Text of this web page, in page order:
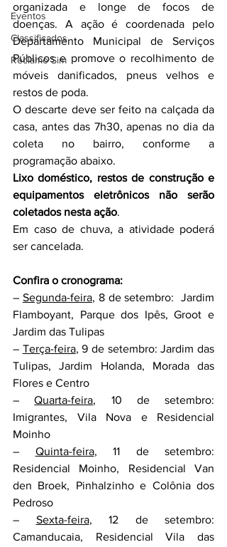
Eventos
Classificados
Reclamo Sim
organizada e longe de focos de
doenças. A ação é coordenada pelo
Departamento Municipal de Serviços
Públicos e promove o recolhimento de
móveis danificados, pneus velhos e
restos de poda.
O descarte deve ser feito na calçada da
casa, antes das 7h30, apenas no dia da
coleta no bairro, conforme a
programação abaixo.
Lixo doméstico, restos de construção e
equipamentos eletrônicos não serão
coletados nesta ação.
Em caso de chuva, a atividade poderá
ser cancelada.
Confira o cronograma:
– Segunda-feira, 8 de setembro:  Jardim
Flamboyant, Parque dos Ipês, Groot e
Jardim das Tulipas
– Terça-feira, 9 de setembro: Jardim das
Tulipas, Jardim Holanda, Morada das
Flores e Centro
– Quarta-feira, 10 de setembro:
Imigrantes, Vila Nova e Residencial
Moinho
– Quinta-feira, 11 de setembro:
Residencial Moinho, Residencial Van
den Broek, Pinhalzinho e Colônia dos
Pedroso
– Sexta-feira, 12 de setembro:
Camanducaia, Residencial Vila das